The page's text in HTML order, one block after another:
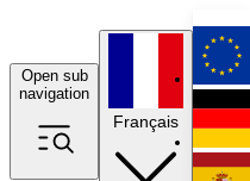
Open sub
navigation
Français